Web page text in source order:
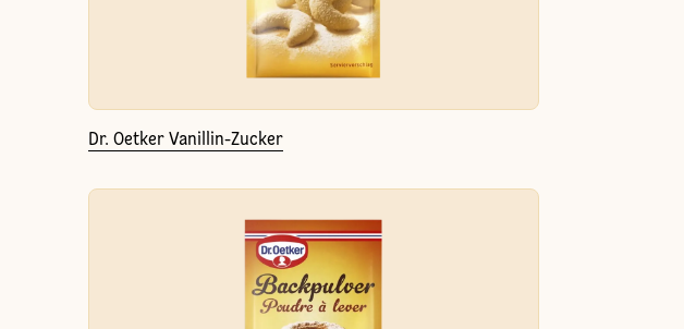
Dr. Oetker Vanillin-Zucker